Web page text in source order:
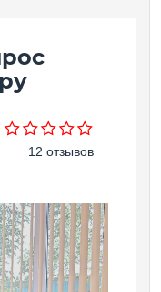
12 отзывов